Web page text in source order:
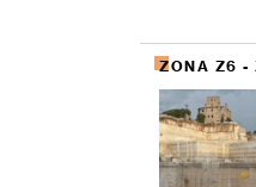
ZONA Z6 -